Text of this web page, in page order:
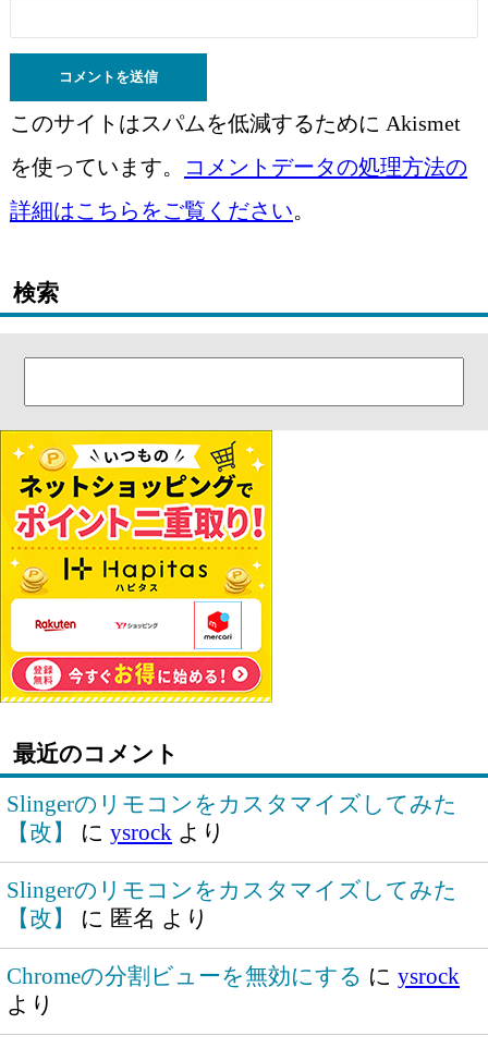
このサイトはスパムを低減するために Akismet
を使っています。
コメントデータの処理方法の
詳細はこちらをご覧ください。
検索
最近のコメント
Slingerのリモコンをカスタマイズしてみた
【改】
に ysrockより
Slingerのリモコンをカスタマイズしてみた
【改】
に 匿名 より
Chromeの分割ビューを無効にする に ysrock
より